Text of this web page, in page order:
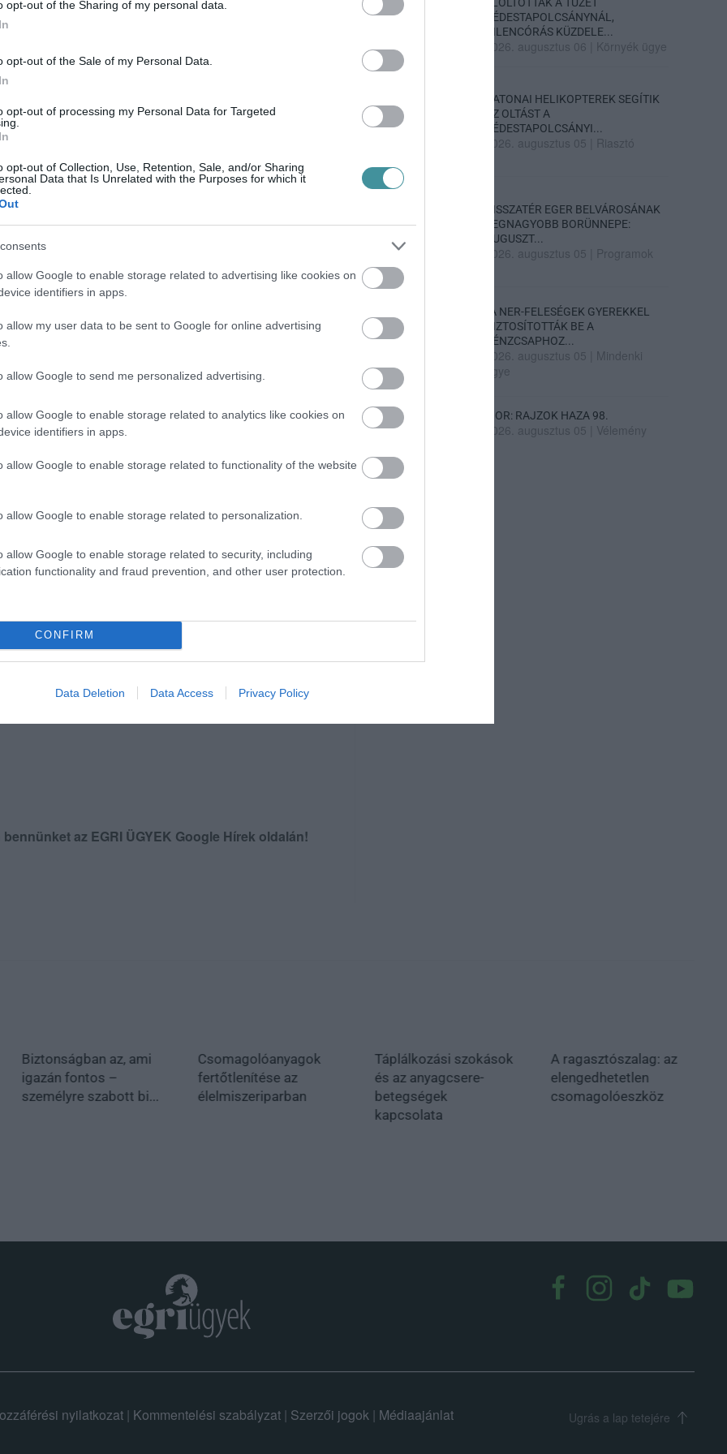
opt-out of the Sharing of my personal data.
opt-out of the Sale of my Personal Data.
opt-out of processing my Personal Data for Targeted
opt-out of Collection, Use, Retention, Sale, and/or Sharing
Data that Is Unrelated with the Purposes for which it
allow Google to enable storage related to advertising like cookies on
identifiers in apps.
allow my user data to be sent to Google for online advertising
allow Google to send me personalized advertising.
allow Google to enable storage related to analytics like cookies on
identifiers in apps.
allow Google to enable storage related to functionality of the website
allow Google to enable storage related to personalization.
allow Google to enable storage related to security, including
functionality and fraud prevention, and other user protection.
CONFIRM
Data Deletion Data Access Privacy Policy
éjszakára: ott vannak a hálóingek is,
Azt, hogy mikor melyik ruhába bújunk,
illetve mekkora a szoba
magának hálóinget: ilyenkor nem a pamut
nagyon egyedi darabokat is találunk a
vagy viszkózból készülnek,
rajtuk csipkedíszítés is. Kiegészülhet a
is széles választéka van a fent
van szükségünk, akkor is ajánlott
termékkel találkozhatunk.
és egy pólóban, azonban
pizsamát. A hosszú nadrágos
a póló vagy trikó, illetve a
ami számunkra kényelmes. Amikor ezt
eljött az alvás ideje.
köntöst is, így védve a pizsamát,
nem kell azonnal a munkahelyi ruhát
számára is egy fontos kiegészítő,
az EGRI ÜGYEK Google Hírek oldalán!
DÉDESTAPOLCSÁNYNÁL,
KILENCÓRÁS KÜZDELE...
2026. augusztus 06 Környék ügye
KATONAI HELIKOPTEREK SEGÍTIK
AZ OLTÁST A
DÉDESTAPOLCSÁNYI...
2026. augusztus 05 Riasztó
VISSZATÉR EGER BELVÁROSÁNAK
LEGNAGYOBB BORÜNNEPE:
AUGUSZT...
2026. augusztus 05 Programok
„A NER-FELESÉGEK GYEREKKEL
BIZTOSÍTOTTÁK BE A
PÉNZCSAPHOZ...
2026. augusztus 05
Mindenki
ügye
SIOR: RAJZOK HAZA 98.
2026. augusztus 05 Vélemény
Biztonságban az, ami
igazán fontos –
személyre szabott bi...
Csomagolóanyagok
fertőtlenítése az
élelmiszeriparban
Táplálkozási szokások
és az anyagcsere-
betegségek
kapcsolata
A ragasztószalag: az
elengedhetetlen
csomagolóeszköz
nyilatkozat| Kommentelési szabályzat| Szerzői jogok| Médiaajánlat Ugrás a lap tetejére